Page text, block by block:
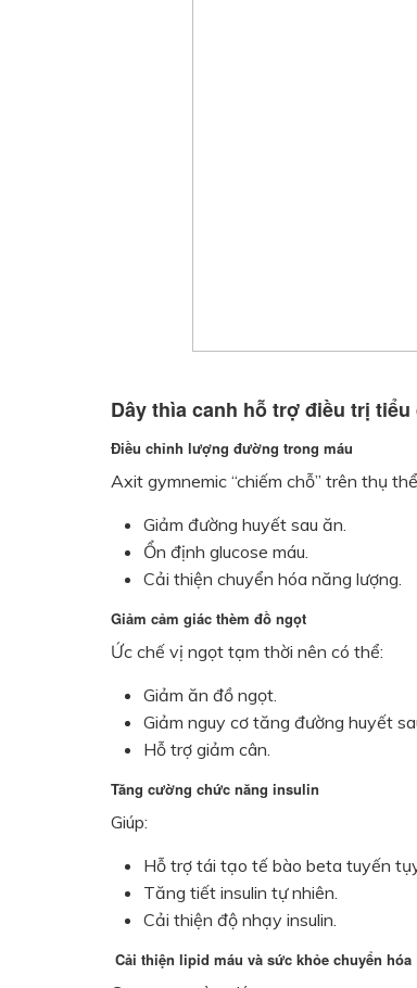
Dây thìa canh hỗ trợ điều trị
Điều chỉnh lượng đường trong máu
Axit gymnemic “chiếm chỗ” trên thụ
Giảm đường huyết sau ăn.
Ổn định glucose máu.
Cải thiện chuyển hóa năng lượng.
Giảm cảm giác thèm đồ ngọt
Ức chế vị ngọt tạm thời nên có thể:
Giảm ăn đồ ngọt.
Giảm nguy cơ tăng đường huyết
Hỗ trợ giảm cân.
Tăng cường chức năng insulin
Giúp:
Hỗ trợ tái tạo tế bào beta tuyến
Tăng tiết insulin tự nhiên.
Cải thiện độ nhạy insulin.
Cải thiện lipid máu và sức khỏe chuyển hóa